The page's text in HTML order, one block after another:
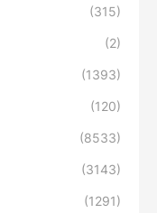
(315)
(2)
(1393)
(120)
(8533)
(3143)
(1291)